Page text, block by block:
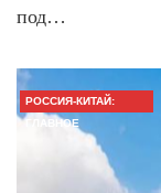
под…
РОССИЯ-КИТАЙ:
ГЛАВНОЕ